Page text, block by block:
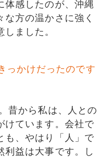
体感したのが、沖縄
方の温かさに強く
ました。
っかけだったのです
昔から私は、人との
けています。会社で
も、やはり「人」で
利益は大事です。し